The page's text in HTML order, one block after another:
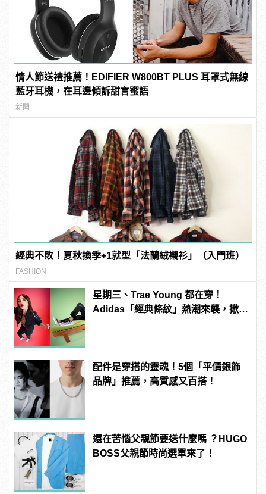
情人節送禮推薦！EDIFIER W800BT PLUS 耳罩式無線
藍牙耳機，在耳邊傾訴甜言蜜語
新聞
經典不敗！夏秋換季+1就型「法蘭絨襯衫」（入門班）
FASHION
星期三、Trae Young 都在穿！
Adidas「經典條紋」熱潮來襲，揪Z
配件是穿搭的靈魂！5個「平價銀飾
品牌」推薦，高質感又百搭！
還在苦惱父親節要送什麼嗎 ？HUGO
BOSS父親節時尚選單來了！